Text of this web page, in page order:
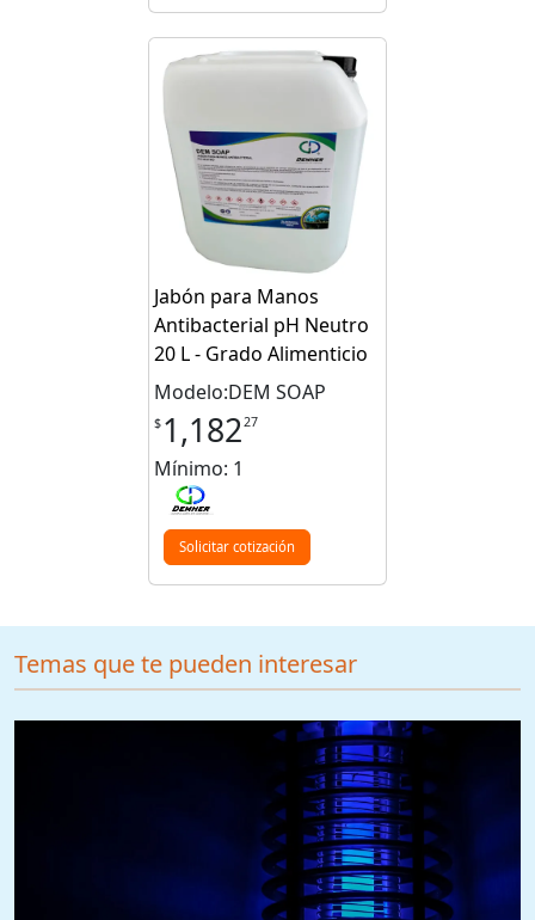
Jabón para Manos
Antibacterial pH Neutro
20 L - Grado Alimenticio
Modelo:DEM SOAP
$ 1,18227
Mínimo: 1
Solicitar cotización
Temas que te pueden interesar